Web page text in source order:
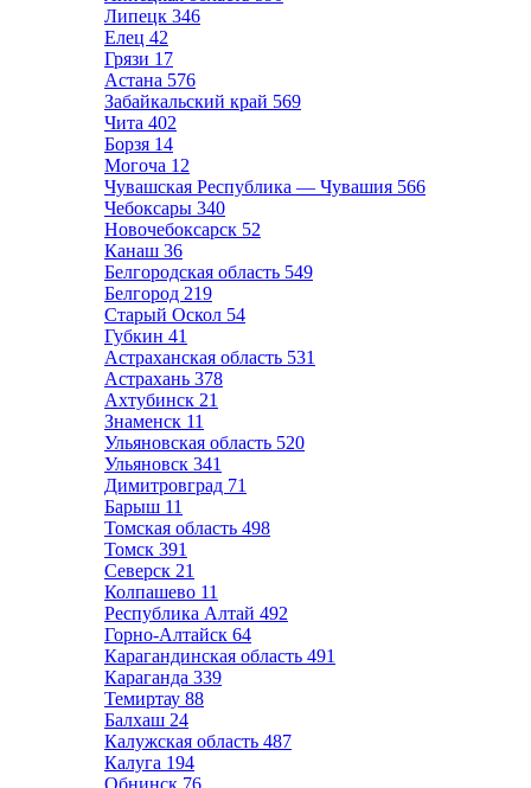
Липецк 346
Елец 42
Грязи 17
Астана 576
Забайкальский край 569
Чита 402
Борзя 14
Могоча 12
Чувашская Республика — Чувашия 566
Чебоксары 340
Новочебоксарск 52
Канаш 36
Белгородская область 549
Белгород 219
Старый Оскол 54
Губкин 41
Астраханская область 531
Астрахань 378
Ахтубинск 21
Знаменск 11
Ульяновская область 520
Ульяновск 341
Димитровград 71
Барыш 11
Томская область 498
Томск 391
Северск 21
Колпашево 11
Республика Алтай 492
Горно-Алтайск 64
Карагандинская область 491
Караганда 339
Темиртау 88
Балхаш 24
Калужская область 487
Калуга 194
Обнинск 76